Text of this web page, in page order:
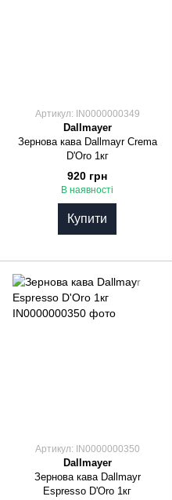
Артикул: IN0000000349
Dallmayer
Зернова кава Dallmayr Crema
D'Oro 1кг
920 грн
В наявності
Купити
Артикул: IN0000000350
Dallmayer
Зернова кава Dallmayr
Espresso D'Oro 1кг